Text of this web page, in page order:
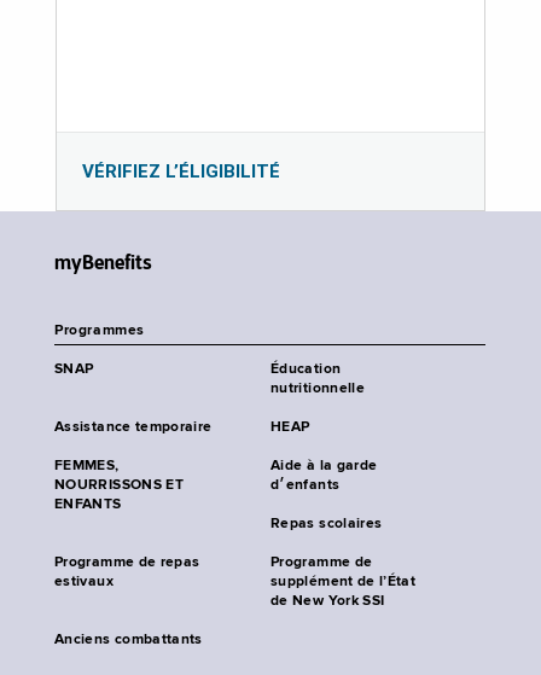
VÉRIFIEZ L’ÉLIGIBILITÉ
myBenefits
Programmes
SNAP
Éducation
nutritionnelle
Assistance temporaire HEAP
FEMMES,
NOURRISSONS ET
ENFANTS
Aide à la garde
d׳enfants
Repas scolaires
Programme de repas
estivaux
Programme de
supplément de l’État
de New York SSI
Anciens combattants